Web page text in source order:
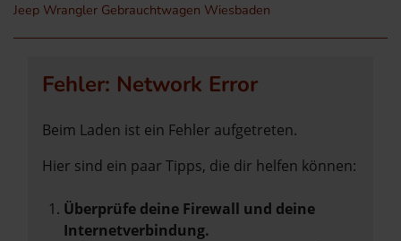
Jeep Wrangler Gebrauchtwagen Wiesbaden
Fehler: Network Error
Beim Laden ist ein Fehler aufgetreten.
Hier sind ein paar Tipps, die dir helfen können:
Überprüfe deine Firewall und deine
Internetverbindung.